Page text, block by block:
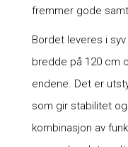
fremmer gode
Bordet leveres i
bredde på 120 cm
endene. Det er
som gir stabilitet
kombinasjon av